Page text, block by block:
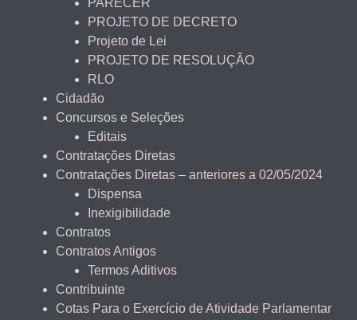
PARECER
PROJETO DE DECRETO
Projeto de Lei
PROJETO DE RESOLUÇÃO
RLO
Cidadão
Concursos e Seleções
Editais
Contratações Diretas
Contratações Diretas – anteriores a 02/05/2024
Dispensa
Inexigibilidade
Contratos
Contratos Antigos
Termos Aditivos
Contribuinte
Cotas Para o Exercício de Atividade Parlamentar